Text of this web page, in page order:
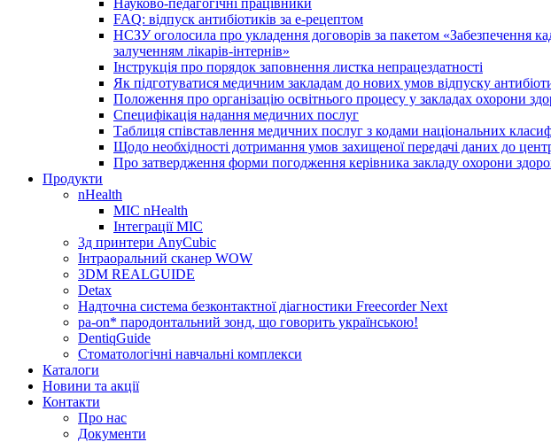
Науково-педагогічні працівники
FAQ: відпуск антибіотиків за е-рецептом
НСЗУ оголосила про укладення договорів за пакетом «Забезпечення
залученням лікарів-інтернів»
Інструкція про порядок заповнення листка непрацездатності
Як підготуватися медичним закладам до нових умов відпуску
Положення про організацію освітнього процесу у закладах охорони
Специфікація надання медичних послуг
Таблиця співставлення медичних послуг з кодами національних
Щодо необхідності дотримання умов захищеної передачі даних до
Про затвердження форми погодження керівника закладу охорони
Продукти
nHealth
МІС nHealth
Інтеграції МІС
3д принтери AnyCubic
Інтраоральний сканер WOW
3DM REALGUIDE
Detax
Надточна система безконтактної діагностики Freecorder Next
pa-on* пародонтальний зонд, що говорить українською!
DentiqGuide
Стоматологічні навчальні комплекси
Каталоги
Новини та акції
Контакти
Про нас
Документи